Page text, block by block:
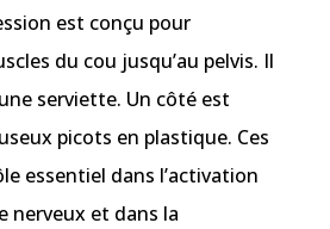
est conçu pour
du cou jusqu’au pelvis. Il
serviette. Un côté est
picots en plastique. Ces
essentiel dans l’activation
nerveux et dans la